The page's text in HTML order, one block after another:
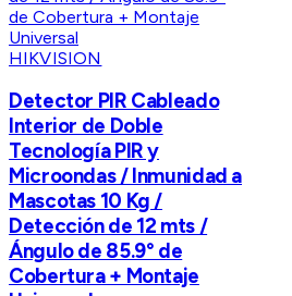
HIKVISION
Detector PIR Cableado
Interior de Doble
Tecnología PIR y
Microondas / Inmunidad a
Mascotas 10 Kg /
Detección de 12 mts /
Ángulo de 85.9° de
Cobertura + Montaje